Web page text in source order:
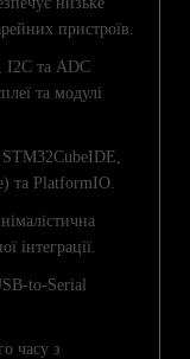
пристроїв.
I2C та ADC
та модулі
STM32CubeIDE,
та PlatformIO.
інтеграції.
to-Serial
часу з